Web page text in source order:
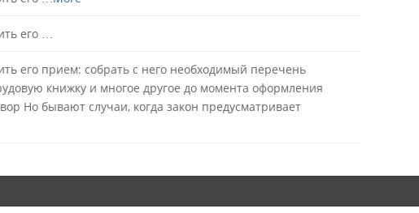
его …
его прием: собрать с него необходимый перечень
книжку и многое другое до момента оформления
Но бывают случаи, когда закон предусматривает